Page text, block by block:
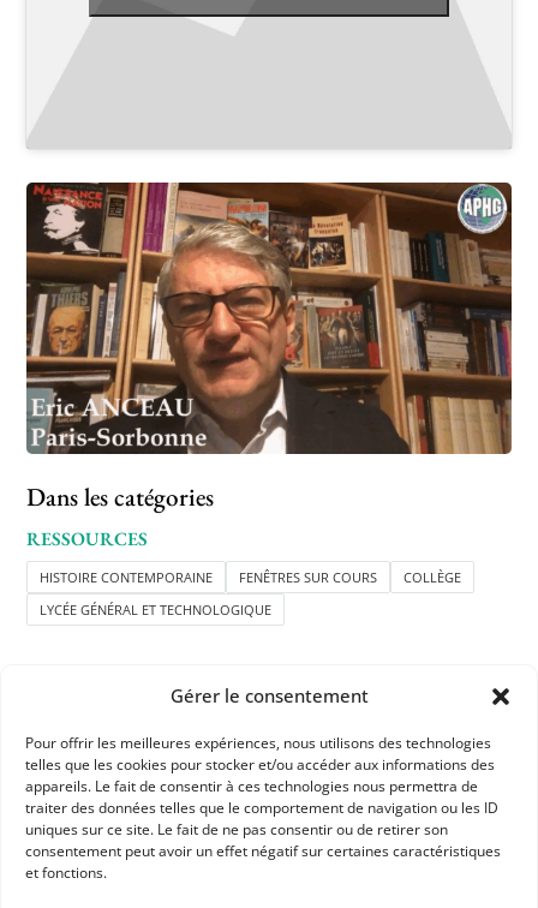
Gérer le consentement
Pour offrir les meilleures expériences, nous utilisons des technologies
telles que les cookies pour stocker et/ou accéder aux informations des
appareils. Le fait de consentir à ces technologies nous permettra de
traiter des données telles que le comportement de navigation ou les ID
uniques sur ce site. Le fait de ne pas consentir ou de retirer son
consentement peut avoir un effet négatif sur certaines caractéristiques
et fonctions.
Concours de recrutement
Critique d’ouvrages publiés
Culture
Dans les catégories
RESSOURCES
HISTOIRE CONTEMPORAINE FENÊTRES SUR COURS
COLLÈGE
LYCÉE GÉNÉRAL ET TECHNOLOGIQUE
APHG
Association des professeurs d'histoire et géographie